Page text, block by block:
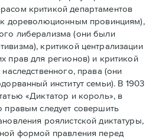
критикой департаментов
дореволюционным провинциям),
либерализма (они были
критикой централизации
прав для регионов) и критикой
права (они
институт семьи). В 1903
«Диктатор и король», в
правым следует совершить
роялистской диктатуры,
формой правления перед